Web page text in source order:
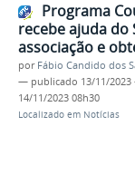
Programa
recebe ajuda do
associação e
por Fábio Candido dos
— publicado 13/11/2023
14/11/2023 08h30
Localizado em Notícias